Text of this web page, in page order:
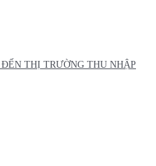
THỊ TRƯỜNG THU NHẬP